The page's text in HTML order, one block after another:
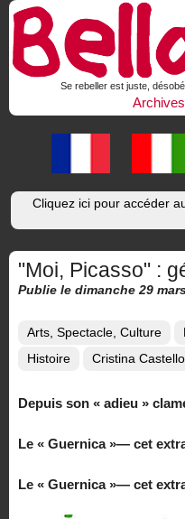
Se rebeller est juste,
Cliquez ici pour accéder
"Moi, Picasso" :
Publie le dimanche 29
Arts, Spectacle, Culture
Histoire
Cristina Castello
Depuis son « adieu »
Le « Guernica »— cet
Le « Guernica »— cet